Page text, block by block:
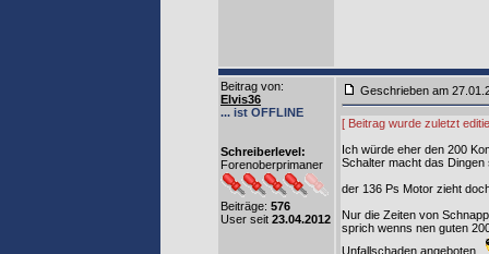
Beitrag von:
Elvis36
... ist OFFLINE
Schreiberlevel:
Forenoberprimaner
Beiträge: 576
User seit 23.04.2012
Geschrieben am
[ Beitrag wurde zuletzt
Ich würde eher den 200
Schalter macht das
der 136 Ps Motor zieht
Nur die Zeiten von
sprich wenns nen guten
Unfallschaden angeboten..